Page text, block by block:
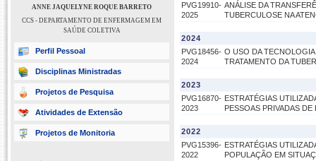
ANNE JAQUELYNE ROQUE BARRETO
CCS - DEPARTAMENTO DE ENFERMAGEM EM
SAÚDE COLETIVA
Perfil Pessoal
Disciplinas Ministradas
Projetos de Pesquisa
Atividades de Extensão
Projetos de Monitoria
PVG19910-
2025
ANÁLISE DA
TUBERCULOSE NA
2024
PVG18456-
2024
O USO DA
TRATAMENTO DA
2023
PVG16870-
2023
ESTRATÉGIAS
PESSOAS PRIVADAS
2022
PVG15396-
2022
ESTRATÉGIAS
POPULAÇÃO EM